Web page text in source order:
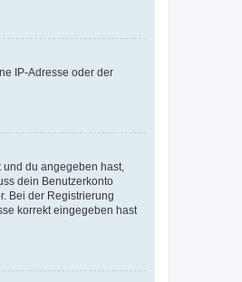
IP-Adresse oder der
und du angegeben hast,
dein Benutzerkonto
Bei der Registrierung
korrekt eingegeben hast